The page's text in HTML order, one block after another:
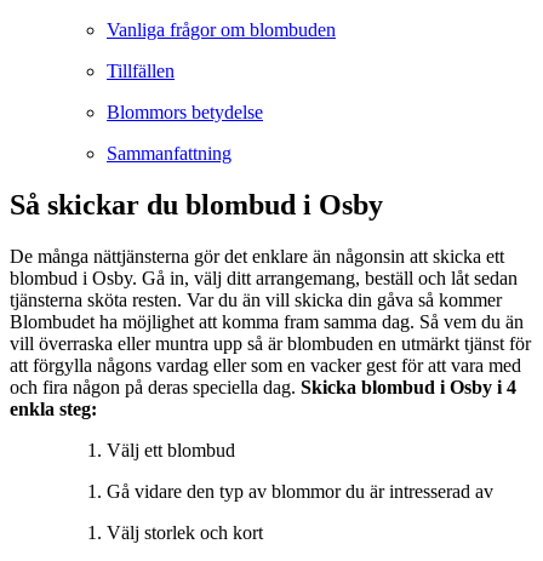
Vanliga frågor om blombuden
Tillfällen
Blommors betydelse
Sammanfattning
Så skickar du blombud i Osby
De många nättjänsterna gör det enklare än någonsin att skicka ett
blombud i Osby. Gå in, välj ditt arrangemang, beställ och låt sedan
tjänsterna sköta resten. Var du än vill skicka din gåva så kommer
Blombudet ha möjlighet att komma fram samma dag. Så vem du än
vill överraska eller muntra upp så är blombuden en utmärkt tjänst för
att förgylla någons vardag eller som en vacker gest för att vara med
och fira någon på deras speciella dag. Skicka blombud i Osby i 4
enkla steg:
Välj ett blombud
Gå vidare den typ av blommor du är intresserad av
Välj storlek och kort